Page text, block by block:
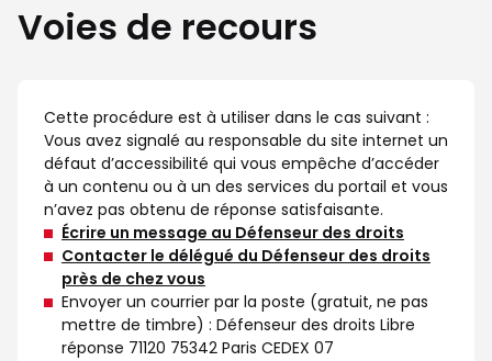
Voies de recours
Cette procédure est à utiliser dans le cas suivant :
Vous avez signalé au responsable du site internet un
défaut d’accessibilité qui vous empêche d’accéder
à un contenu ou à un des services du portail et vous
n’avez pas obtenu de réponse satisfaisante.
Écrire un message au Défenseur des droits
Contacter le délégué du Défenseur des droits
près de chez vous
Envoyer un courrier par la poste (gratuit, ne pas
mettre de timbre) : Défenseur des droits Libre
réponse 71120 75342 Paris CEDEX 07